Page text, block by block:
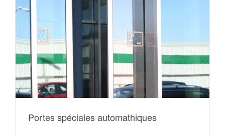
Portes spéciales automathiques